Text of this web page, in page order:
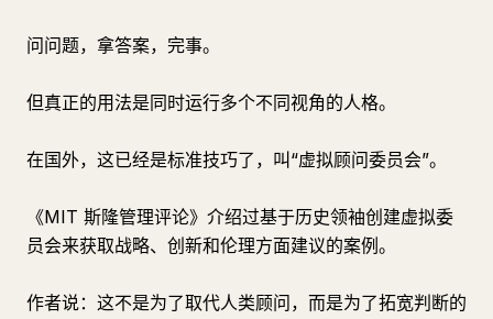
问问题，拿答案，完事。
但真正的用法是同时运行多个不同视角的人格。
在国外，这已经是标准技巧了，叫“虚拟顾问委员会”。
《MIT 斯隆管理评论》介绍过基于历史领袖创建虚拟委
员会来获取战略、创新和伦理方面建议的案例。
作者说：这不是为了取代人类顾问，而是为了拓宽判断的